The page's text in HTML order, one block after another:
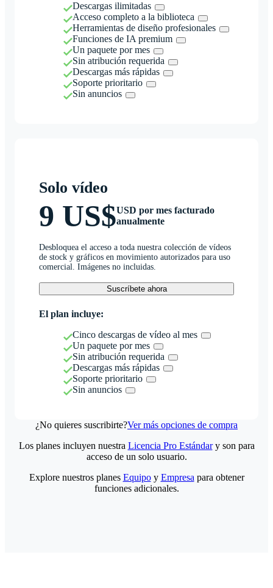
Descargas ilimitadas
Acceso completo a la biblioteca
Herramientas de diseño profesionales
Funciones de IA premium
Un paquete por mes
Sin atribución requerida
Descargas más rápidas
Soporte prioritario
Sin anuncios
Solo vídeo
9 US$USD por mes facturado
anualmente
Desbloquea el acceso a toda nuestra colección de vídeos
de stock y gráficos en movimiento autorizados para uso
comercial. Imágenes no incluidas.
Suscríbete ahora
El plan incluye:
Cinco descargas de vídeo al mes
Un paquete por mes
Sin atribución requerida
Descargas más rápidas
Soporte prioritario
Sin anuncios
¿No quieres suscribirte?Ver más opciones de compra
Los planes incluyen nuestra Licencia Pro Estándary son para
acceso de un solo usuario.
Explore nuestros planes Equipoy Empresa para obtener
funciones adicionales.